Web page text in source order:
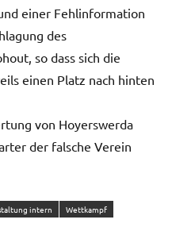
einer Fehlinformation
des
so dass sich die
einen Platz nach hinten
von Hoyerswerda
der falsche Verein
intern Wettkampf